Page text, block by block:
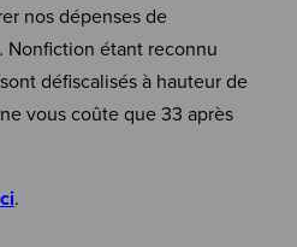
nos dépenses de
étant reconnu
défiscalisés à hauteur de
vous coûte que 33 après
.